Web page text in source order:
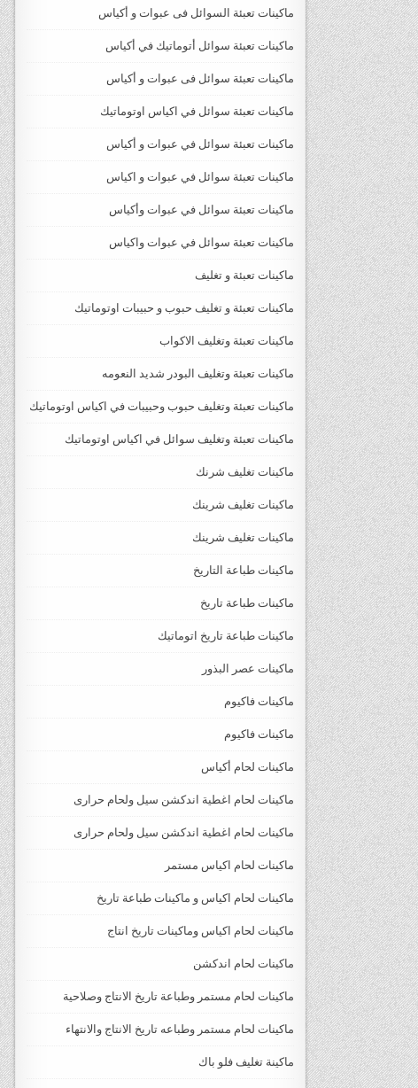
ماكينات تعبئة السوائل فى عبوات و أكياس
ماكينات تعبئة سوائل أتوماتيك في أكياس
ماكينات تعبئة سوائل فى عبوات و أكياس
ماكينات تعبئة سوائل في اكياس اوتوماتيك
ماكينات تعبئة سوائل في عبوات و أكياس
ماكينات تعبئة سوائل في عبوات و اكياس
ماكينات تعبئة سوائل في عبوات وأكياس
ماكينات تعبئة سوائل في عبوات واكياس
ماكينات تعبئة و تغليف
ماكينات تعبئة و تغليف حبوب و حبيبات اوتوماتيك
ماكينات تعبئة وتغليف الاكواب
ماكينات تعبئة وتغليف البودر شديد النعومه
ماكينات تعبئة وتغليف حبوب وحبيبات في اكياس اوتوماتيك
ماكينات تعبئة وتغليف سوائل في اكياس اوتوماتيك
ماكينات تغليف شرنك
ماكينات تغليف شرينك
ماكينات تغليف شرينك
ماكينات طباعة التاريخ
ماكينات طباعة تاريخ
ماكينات طباعة تاريخ اتوماتيك
ماكينات عصر البذور
ماكينات فاكيوم
ماكينات فاكيوم
ماكينات لحام أكياس
ماكينات لحام اغطية اندكشن سيل ولحام حرارى
ماكينات لحام اغطية اندكشن سيل ولحام حرارى
ماكينات لحام اكياس مستمر
ماكينات لحام اكياس و ماكينات طباعة تاريخ
ماكينات لحام اكياس وماكينات تاريخ انتاج
ماكينات لحام اندكشن
ماكينات لحام مستمر وطباعة تاريخ الانتاج وصلاحية
ماكينات لحام مستمر وطباعه تاريخ الانتاج والانتهاء
ماكينة تغليف فلو باك